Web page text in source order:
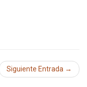
Siguiente Entrada →